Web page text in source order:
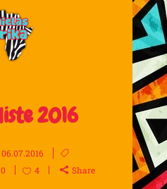
2016
06.07.2016
0 4 Share